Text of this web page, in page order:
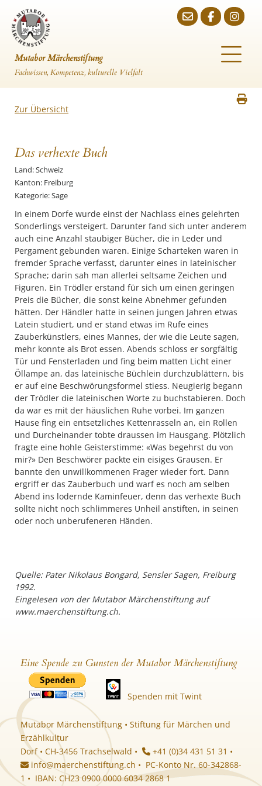
Mutabor Märchenstiftung
Fachwissen, Kompetenz, kulturelle Vielfalt
Zur Übersicht
Das verhexte Buch
Land: Schweiz
Kanton: Freiburg
Kategorie: Sage
In einem Dorfe wurde einst der Nachlass eines gelehrten
Sonderlings versteigert. Darunter fand sich unter anderem
auch eine Anzahl staubiger Bücher, die in Leder und
Pergament gebunden waren. Einige Scharteken waren in
fremder Sprache verfasst, darunter eines in lateinischer
Sprache; darin sah man allerlei seltsame Zeichen und
Figuren. Ein Trödler erstand für sich um einen geringen
Preis die Bücher, die sonst keine Abnehmer gefunden
hätten. Der Händler hatte in seinen jungen Jahren etwas
Latein studiert, und er stand etwas im Rufe eines
Zauberkünstlers, eines Mannes, der wie die Leute sagen,
mehr konnte als Brot essen. Abends schloss er sorgfältig
Tür und Fensterladen und fing beim matten Licht einer
Öllampe an, das lateinische Büchlein durchzublättern, bis
er auf eine Beschwörungsformel stiess. Neugierig begann
der Trödler die lateinischen Worte zu buchstabieren. Doch
da war es mit der häuslichen Ruhe vorbei. Im ganzen
Hause fing ein entsetzliches Kettenrasseln an, ein Rollen
und Durcheinander tobte draussen im Hausgang. Plötzlich
fragte eine hohle Geisterstimme: «Was begehrst du von
mir?» Den Beschwörer packte ein eisiges Grausen. Er
bannte den unwillkommenen Frager wieder fort. Dann
ergriff er das Zauberbuch und warf es noch am selben
Abend ins lodernde Kaminfeuer, denn das verhexte Buch
sollte nicht noch schlimmeres Unheil anstiften, in seinen
oder noch unberufeneren Händen.
Quelle: Pater Nikolaus Bongard, Sensler Sagen, Freiburg
1992.
Eingelesen von der Mutabor Märchenstiftung auf
www.maerchenstiftung.ch.
Eine Spende zu Gunsten der Mutabor Märchenstiftung
Spenden mit Twint
Mutabor Märchenstiftung • Stiftung für Märchen und
Erzählkultur
Dorf • CH-3456 Trachselwald •
+41 (0)34 431 51 31 •
info@maerchenstiftung.ch • PC-Konto Nr. 60-342868-
1 • IBAN: CH23 0900 0000 6034 2868 1